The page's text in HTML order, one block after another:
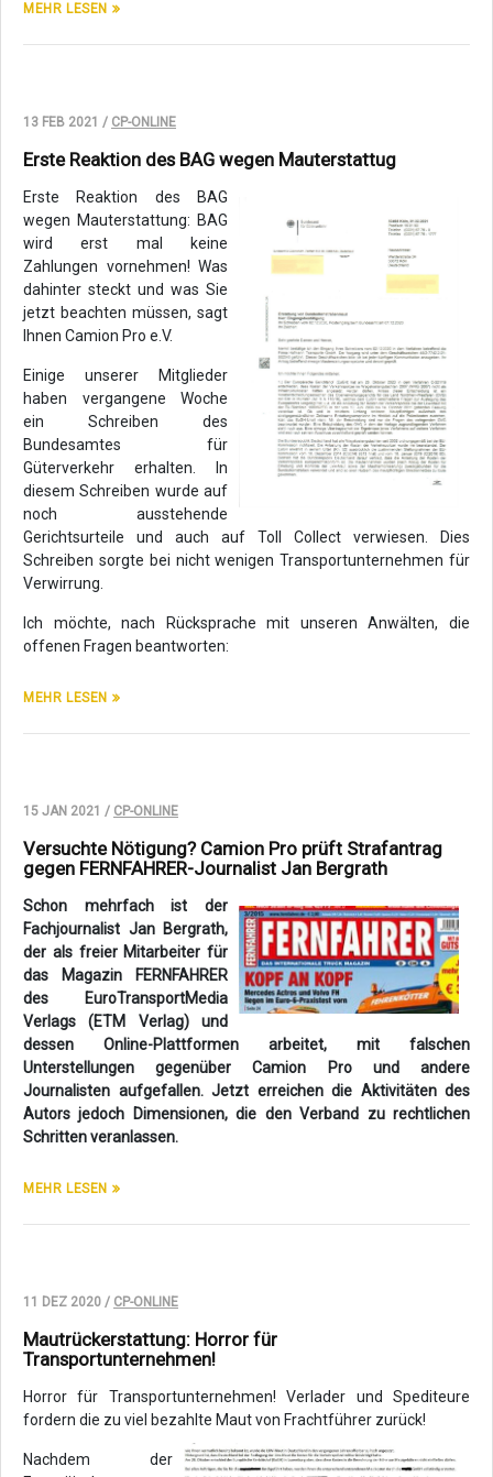
MEHR LESEN
13 FEB 2021 / CP-ONLINE
Erste Reaktion des BAG wegen Mauterstattug
Erste Reaktion des BAG
wegen Mauterstattung: BAG
wird erst mal keine
Zahlungen vornehmen! Was
dahinter steckt und was Sie
jetzt beachten müssen, sagt
Ihnen Camion Pro e.V.
Einige unserer Mitglieder
haben vergangene Woche
ein Schreiben des
Bundesamtes für
Güterverkehr erhalten. In
diesem Schreiben wurde auf
noch ausstehende
Gerichtsurteile und auch auf Toll Collect verwiesen. Dies
Schreiben sorgte bei nicht wenigen Transportunternehmen für
Verwirrung.
Ich möchte, nach Rücksprache mit unseren Anwälten, die
offenen Fragen beantworten:
MEHR LESEN
15 JAN 2021 / CP-ONLINE
Versuchte Nötigung? Camion Pro prüft Strafantrag
gegen FERNFAHRER-Journalist Jan Bergrath
Schon mehrfach ist der
Fachjournalist Jan Bergrath,
der als freier Mitarbeiter für
das Magazin FERNFAHRER
des EuroTransportMedia
Verlags (ETM Verlag) und
dessen Online-Plattformen arbeitet, mit falschen
Unterstellungen gegenüber Camion Pro und andere
Journalisten aufgefallen. Jetzt erreichen die Aktivitäten des
Autors jedoch Dimensionen, die den Verband zu rechtlichen
Schritten veranlassen.
MEHR LESEN
11 DEZ 2020 / CP-ONLINE
Mautrückerstattung: Horror für
Transportunternehmen!
Horror für Transportunternehmen! Verlader und Spediteure
fordern die zu viel bezahlte Maut von Frachtführer zurück!
Nachdem der